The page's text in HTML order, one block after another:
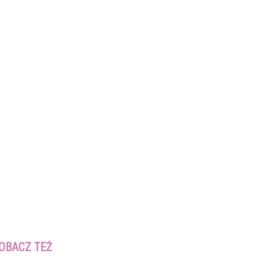
TEŻ